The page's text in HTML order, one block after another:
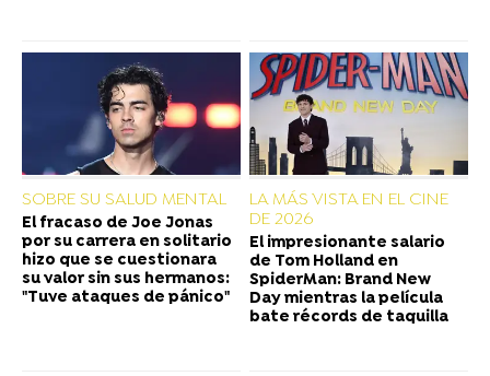
SOBRE SU SALUD MENTAL
El fracaso de Joe Jonas
por su carrera en solitario
hizo que se cuestionara
su valor sin sus hermanos:
"Tuve ataques de pánico"
LA MÁS VISTA EN EL CINE
DE 2026
El impresionante salario
de Tom Holland en
SpiderMan: Brand New
Day mientras la película
bate récords de taquilla